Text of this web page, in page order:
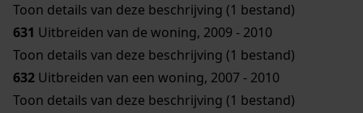
Toon details van deze beschrijving (1 bestand)
631 Uitbreiden van de woning, 2009 - 2010
Toon details van deze beschrijving (1 bestand)
632 Uitbreiden van een woning, 2007 - 2010
Toon details van deze beschrijving (1 bestand)